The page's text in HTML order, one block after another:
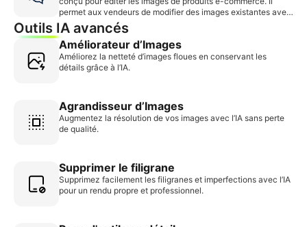
permet aux vendeurs de modifier des images existantes avec
précision et sans perte de qualité, garantissant ainsi que les
images finales conviennent parfaitement aux fiches produits
et aux campagnes publicitaires.
Outils IA avancés
Améliorateur d’Images
Améliorez la netteté d’images floues en conservant les
détails grâce à l’IA.
Agrandisseur d’Images
Augmentez la résolution de vos images avec l’IA sans perte
de qualité.
Supprimer le filigrane
Supprimez facilement les filigranes et imperfections avec l’IA
pour un rendu propre et professionnel.